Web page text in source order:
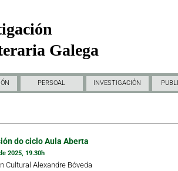
Galega
PERSOAL INVESTIGACIÓN
do ciclo Aula Aberta
2025, 19.30h
Cultural Alexandre Bóveda